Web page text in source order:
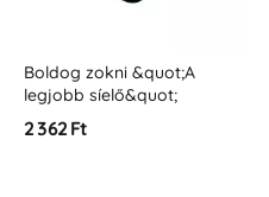
Boldog zokni &quot;A
legjobb síelő&quot;
2 362 Ft